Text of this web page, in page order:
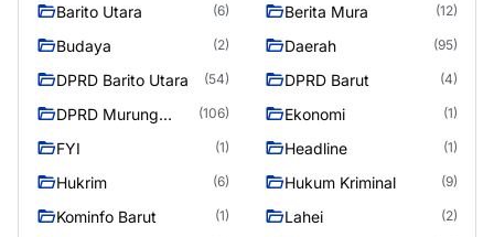
Barito Utara (6) Berita Mura (12)
Budaya (2) Daerah (95)
DPRD Barito Utara (54) DPRD Barut (4)
DPRD Murung
(106) Ekonomi (1)
FYI (1) Headline (1)
Hukrim (6) Hukum Kriminal (9)
Kominfo Barut (1) Lahei (2)